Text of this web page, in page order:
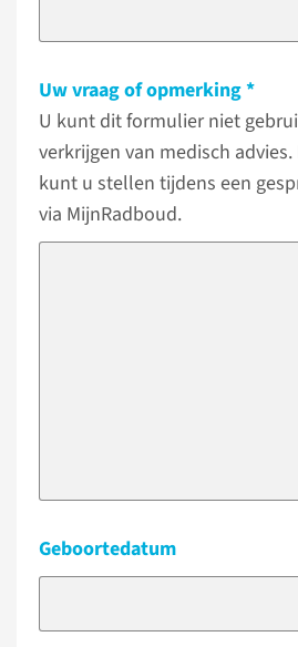
Uw vraag of opmerking
U kunt dit formulier niet
verkrijgen van medisch
kunt u stellen tijdens een
via MijnRadboud.
Geboortedatum